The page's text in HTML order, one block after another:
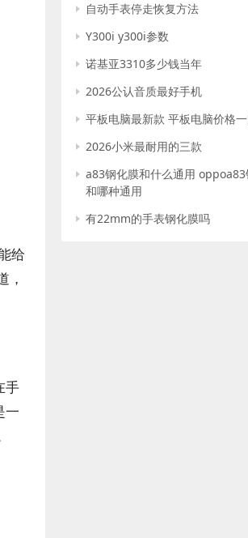
给
，
手
一
自动手表停走恢复方法
Y300i y300i参数
诺基亚3310多少钱当年
2026公认音质最好手机
平板电脑最新款 平板电脑价格
2026小米最耐用的三款
a83钢化膜和什么通用
和哪种通用
有22mm的手表钢化膜吗